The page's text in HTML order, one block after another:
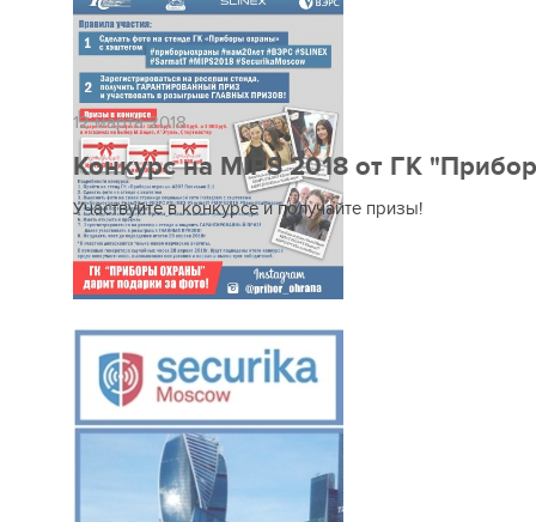
12 марта 2018
Конкурс на MIPS 2018 от ГК
Участвуйте в конкурсе и получайте призы!